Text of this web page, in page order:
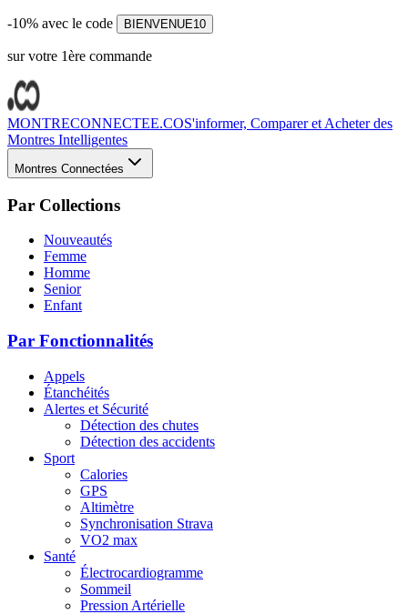
-10% avec le code BIENVENUE10
sur votre 1ère commande
MONTRECONNECTEE.COS'informer, Comparer et Acheter des
Montres Intelligentes
Montres Connectées
Par Collections
Nouveautés
Femme
Homme
Senior
Enfant
Par Fonctionnalités
Appels
Étanchéités
Alertes et Sécurité
Détection des chutes
Détection des accidents
Sport
Calories
GPS
Altimètre
Synchronisation Strava
VO2 max
Santé
Électrocardiogramme
Sommeil
Pression Artérielle